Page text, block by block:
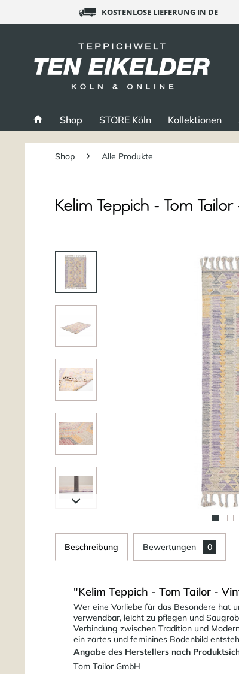
KOSTENLOSE LIEFERUNG IN DE
Shop STORE Köln Kollektionen
Shop Alle Produkte
Kelim Teppich - Tom
Beschreibung Bewertungen 0
"Kelim Teppich - Tom Tailor -
Wer eine Vorliebe für das Besondere hat
verwendbar, leicht zu pflegen und
Verbindung zwischen Tradition und
ein zartes und feminines Bodenbild
Angabe des Herstellers nach
Tom Tailor GmbH